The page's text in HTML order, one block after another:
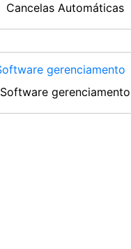
Cancelas Automáticas
Software gerenciamento